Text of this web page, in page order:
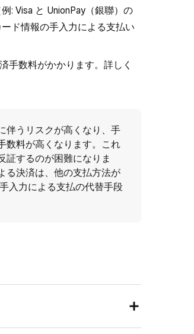
: Visa と UnionPay（銀聯）の
ド情報の手入力による支払い
手数料がかかります。詳しく
伴うリスクが高くなり、手
数料が高くなります。これ
証するのが困難になりま
る決済は、他の支払方法が
入力による支払の代替手段